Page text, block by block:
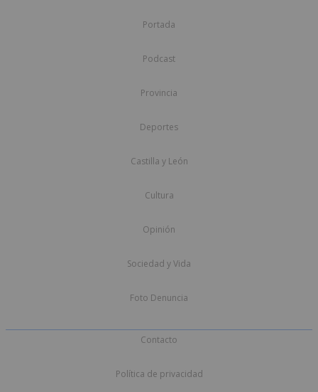
Portada
Podcast
Provincia
Deportes
Castilla y León
Cultura
Opinión
Sociedad y Vida
Foto Denuncia
Contacto
Política de privacidad